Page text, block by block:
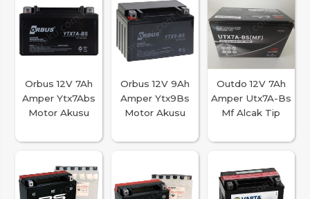
Orbus 12V 7Ah
Amper Ytx7Abs
Motor Akusu
Orbus 12V 9Ah
Amper Ytx9Bs
Motor Akusu
Outdo 12V 7Ah
Amper Utx7A-Bs
Mf Alcak Tip